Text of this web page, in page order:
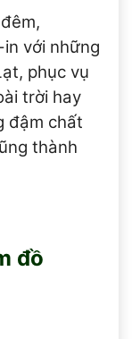
với những
phục vụ
trời hay
đậm chất
thành
đồ